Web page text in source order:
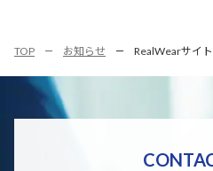
TOP お知らせ RealWearサイ